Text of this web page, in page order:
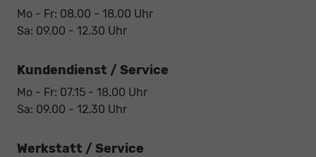
Mo - Fr: 08.00 - 18.00 Uhr
Sa: 09.00 - 12.30 Uhr
Kundendienst / Service
Mo - Fr: 07.15 - 18.00 Uhr
Sa: 09.00 - 12.30 Uhr
Werkstatt / Service